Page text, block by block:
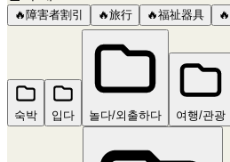
🔥 障害者割引 🔥旅行 🔥福祉器具 🔥
숙박 입다 놀다/외출하다 여행/관광